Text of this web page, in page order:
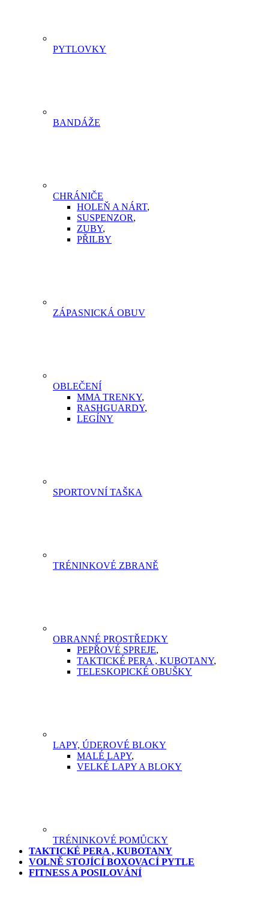
PYTLOVKY
BANDÁŽE
CHRÁNIČE
HOLEŇ A NÁRT,
SUSPENZOR,
ZUBY,
PŘILBY
ZÁPASNICKÁ OBUV
OBLEČENÍ
MMA TRENKY,
RASHGUARDY,
LEGÍNY
SPORTOVNÍ TAŠKA
TRÉNINKOVÉ ZBRANĚ
OBRANNÉ PROSTŘEDKY
PEPŘOVÉ SPREJE,
TAKTICKÉ PERA , KUBOTANY,
TELESKOPICKÉ OBUŠKY
LAPY, ÚDEROVÉ BLOKY
MALÉ LAPY,
VELKÉ LAPY A BLOKY
TRÉNINKOVÉ POMŮCKY
TAKTICKÉ PERA , KUBOTANY
VOLNĚ STOJÍCÍ BOXOVACÍ PYTLE
FITNESS A POSILOVÁNÍ